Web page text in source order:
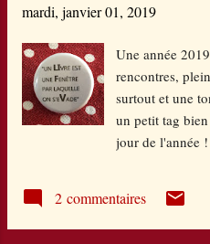
mille émotions
?. ©Site Le
illustrations de
alternant
délicatesse et
trouvent écho
recommand...
mardi, janvier 01, 2019
Une année
rencontres,
surtout et une
un petit tag
jour de l'année
Rester debout
deux Décris où
2 commentaires